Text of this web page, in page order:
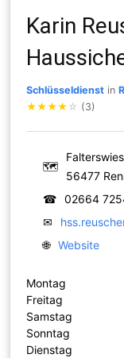
Karin
Schlüsseldienst in
★★★★ ☆ (3)
🗺
56477
☎
02664
✉
🌐 Website
Montag
Freitag
Samstag
Sonntag
Dienstag